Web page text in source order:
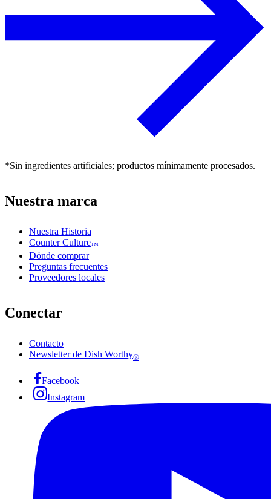
*Sin ingredientes artificiales; productos mínimamente procesados.
Nuestra marca
Nuestra Historia
Counter Culture™
Dónde comprar
Preguntas frecuentes
Proveedores locales
Conectar
Contacto
Newsletter de Dish Worthy®
Facebook
Instagram